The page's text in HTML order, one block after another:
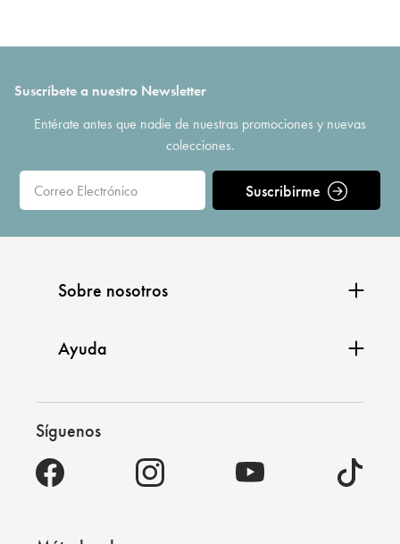
Suscríbete a nuestro Newsletter
Entérate antes que nadie de nuestras promociones y nuevas
colecciones.
Suscribirme
Sobre nosotros
Ayuda
Síguenos